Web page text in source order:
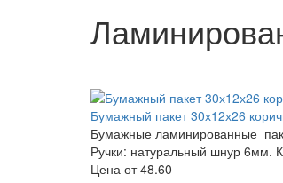
Бумажный пакет 30х12х26
Бумажные ламинированные
Ручки: натуральный шнур 6мм.
Цена от48.60